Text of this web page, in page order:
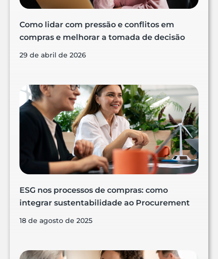
Como lidar com pressão e conflitos em
compras e melhorar a tomada de decisão
29 de abril de 2026
ESG nos processos de compras: como
integrar sustentabilidade ao Procurement
18 de agosto de 2025